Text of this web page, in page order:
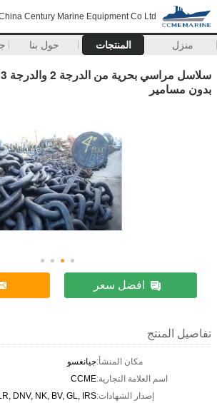
Century Marine Equipment Co Ltd
منزل المنتجات حول بنا
بدون مسامير
افضل سعر
تفاصيل المنتج
مكان المنشأ:جيانغسو
اسم العلامة التجارية:CCME
إصدار الشهادات:DNV, NK, BV, GL, IRS